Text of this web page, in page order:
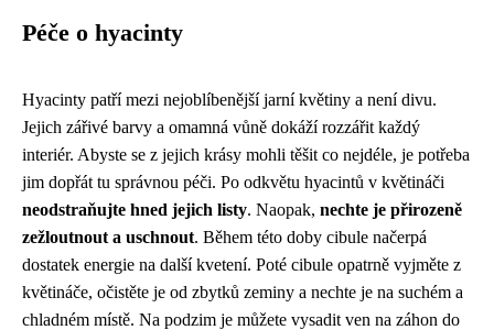
Péče o hyacinty
Hyacinty patří mezi nejoblíbenější jarní květiny a není divu.
Jejich zářivé barvy a omamná vůně dokáží rozzářit každý
interiér. Abyste se z jejich krásy mohli těšit co nejdéle, je potřeba
jim dopřát tu správnou péči. Po odkvětu hyacintů v květináči
neodstraňujte hned jejich listy. Naopak, nechte je přirozeně
zežloutnout a uschnout. Během této doby cibule načerpá
dostatek energie na další kvetení. Poté cibule opatrně vyjměte z
květináče, očistěte je od zbytků zeminy a nechte je na suchém a
chladném místě. Na podzim je můžete vysadit ven na záhon do